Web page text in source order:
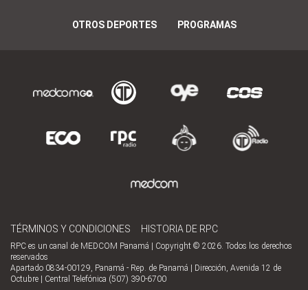
OTROS DEPORTES PROGRAMAS
TÉRMINOS Y CONDICIONES HISTORIA DE RPC
RPC es un canal de MEDCOM Panamá | Copyright © 2026. Todos los derechos
reservados
Apartado 0834-00129, Panamá - Rep. de Panamá | Dirección, Avenida 12 de
Octubre | Central Telefónica (507) 390-6700